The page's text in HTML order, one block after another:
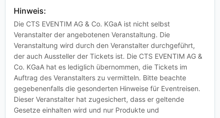
Hinweis:
Die CTS EVENTIM AG & Co. KGaA ist nicht selbst
Veranstalter der angebotenen Veranstaltung. Die
Veranstaltung wird durch den Veranstalter durchgeführt,
der auch Aussteller der Tickets ist. Die CTS EVENTIM AG &
Co. KGaA hat es lediglich übernommen, die Tickets im
Auftrag des Veranstalters zu vermitteln. Bitte beachte
gegebenenfalls die gesonderten Hinweise für Eventreisen.
Dieser Veranstalter hat zugesichert, dass er geltende
Gesetze einhalten wird und nur Produkte und